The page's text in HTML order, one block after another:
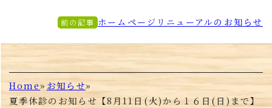
前の記事 ホームページリニューアルのお知らせ
Home» お知らせ»
夏季休診のお知らせ【8月11日(火)から１６日(日)まで】